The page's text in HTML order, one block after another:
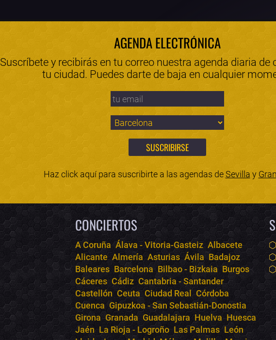
AGENDA ELECTRÓNICA
Suscríbete y recibirás en tu correo nuestra agenda diaria de
tu ciudad. Puedes darte de baja en cualquier
Haz click aquí para suscribirte a las agendas deSevilla y
CONCIERTOS
A Coruña Álava - Vitoria-Gasteiz Albacete
Alicante Almería Asturias Ávila Badajoz
Baleares Barcelona Bilbao - Bizkaia Burgos
Cáceres Cádiz Cantabria - Santander
Castellón Ceuta Ciudad Real Córdoba
Cuenca Gipuzkoa - San Sebastián-Donostia
Girona Granada Guadalajara Huelva Huesca
Jaén La Rioja - Logroño Las Palmas León